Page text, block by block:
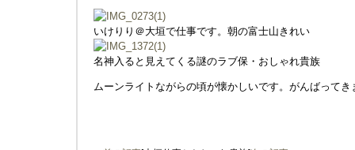
いけりり＠大垣で仕事です。朝の富士山きれい
名神入ると見えてくる謎のラブ保・おしゃれ貴族
ムーンライトながらの頃が懐かしいです。がんばってき